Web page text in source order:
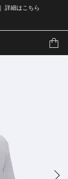
詳細はこちら